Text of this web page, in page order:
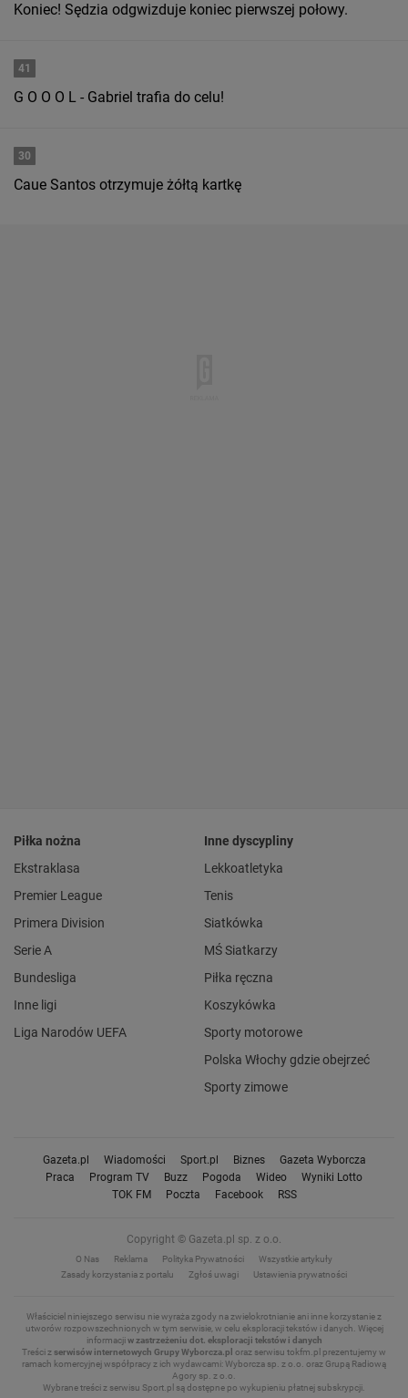
Koniec! Sędzia odgwizduje koniec pierwszej połowy.
41
G O O O L - Gabriel trafia do celu!
30
Caue Santos otrzymuje żółtą kartkę
Piłka nożna
Ekstraklasa
Premier League
Primera Division
Serie A
Bundesliga
Inne ligi
Liga Narodów UEFA
Inne dyscypliny
Lekkoatletyka
Tenis
Siatkówka
MŚ Siatkarzy
Piłka ręczna
Koszykówka
Sporty motorowe
Polska Włochy gdzie obejrzeć
Sporty zimowe
Gazeta.pl Wiadomości Sport.pl Biznes
Gazeta Wyborcza
Praca
Program TV Buzz Pogoda Wideo
Wyniki Lotto
TOK FM
Poczta Facebook RSS
Copyright © Gazeta.pl sp. z o.o.
O Nas Reklama Polityka Prywatności
Wszystkie artykuły
Zasady korzystania z portalu
Zgłoś uwagi Ustawienia prywatności
Właściciel niniejszego serwisu nie wyraża zgody na zwielokrotnianie ani inne korzystanie z
utworów rozpowszechnionych w tym serwisie, w celu eksploracji tekstów i danych. Więcej
informacjiw zastrzeżeniu dot. eksploracji tekstów i danych
Treści zserwisów internetowych Grupy Wyborcza.pl oraz serwisu tokfm.pl prezentujemy w
ramach komercyjnej współpracy z ich wydawcami: Wyborcza sp. z o.o. oraz Grupą Radiową
Agory sp. z o.o.
Wybrane treści z serwisu Sport.pl są dostępne po wykupieniu płatnej subskrypcji.